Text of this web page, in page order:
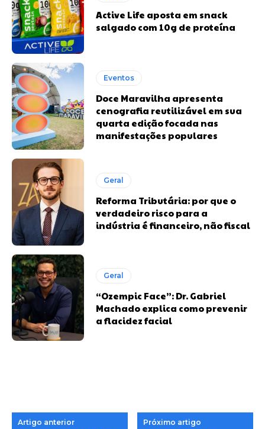
Active Life aposta em snack
salgado com 10g de proteína
Eventos
Doce Maravilha apresenta
cenografia reutilizável em sua
quarta edição focada nas
manifestações populares
Geral
Reforma Tributária: por que o
verdadeiro risco para a
indústria é financeiro, não fiscal
Geral
“Ozempic Face”: Dr. Gabriel
Machado explica como prevenir
a flacidez facial
Artigo anterior Próximo artigo